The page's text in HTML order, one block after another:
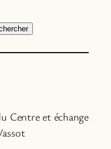
Centre et échange